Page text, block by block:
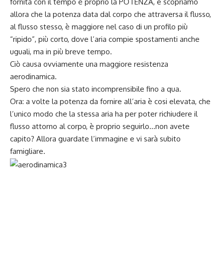
fornita con il tempo è proprio la POTENZA, e scopriamo
allora che la potenza data dal corpo che attraversa il flusso,
al flusso stesso, è maggiore nel caso di un profilo più
“ripido”, più corto, dove l’aria compie spostamenti anche
uguali, ma in più breve tempo.
Ciò causa ovviamente una maggiore resistenza
aerodinamica.
Spero che non sia stato incomprensibile fino a qua.
Ora: a volte la potenza da fornire all’aria è cosi elevata, che
l’unico modo che la stessa aria ha per poter richiudere il
flusso attorno al corpo, è proprio seguirlo…non avete
capito? Allora guardate l’immagine e vi sarà subito
famigliare.